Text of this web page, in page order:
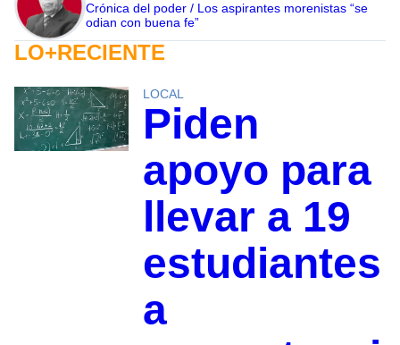
Crónica del poder / Los aspirantes morenistas “se
odian con buena fe”
LO+RECIENTE
LOCAL
Piden
apoyo para
llevar a 19
estudiantes
a